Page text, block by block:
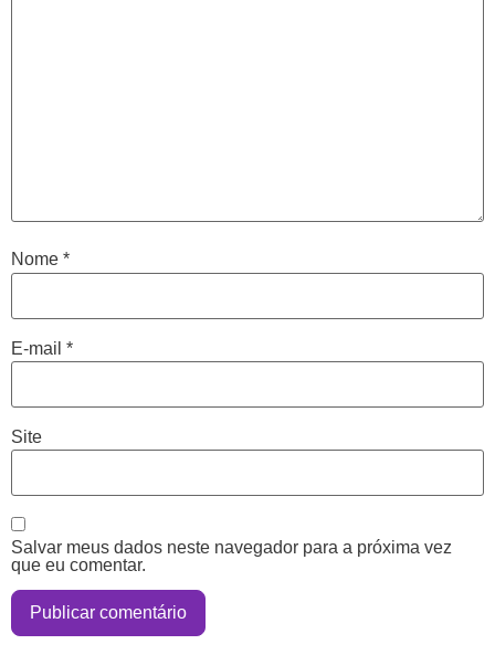
Nome *
E-mail *
Site
Salvar meus dados neste navegador para a próxima vez
que eu comentar.